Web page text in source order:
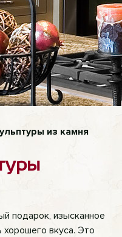
из камня
подарок, изысканное
хорошего вкуса. Это